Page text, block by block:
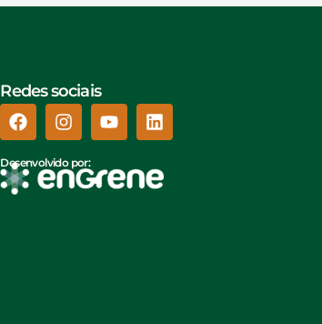
Redes sociais
Desenvolvido por: